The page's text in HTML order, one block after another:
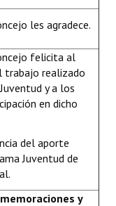
les agradece.
felicita al
trabajo realizado
y a los
en dicho
del aporte
Juventud de
y